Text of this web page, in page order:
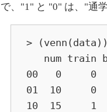
で、"1" と "0" は、"通
> (venn(data))
00   0     0   0
01  10     0   1
10  15     1   0